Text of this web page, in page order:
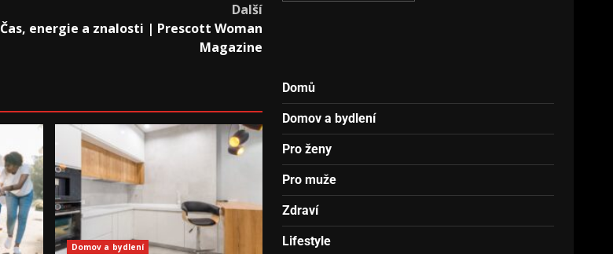
Další
Čas, energie a znalosti | Prescott Woman
Magazine
Domov a bydlení
Domů
Domov a bydlení
Pro ženy
Pro muže
Zdraví
Lifestyle